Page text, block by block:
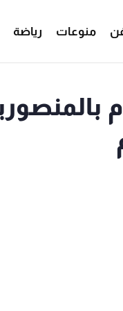
منوعات رياضة